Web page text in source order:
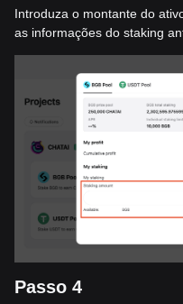
Introduza o montante do
as informações do staking
Passo 4